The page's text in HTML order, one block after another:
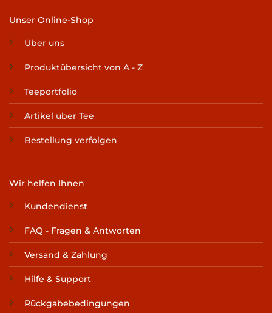
Unser Online-Shop
Über uns
Produktübersicht von A - Z
Teeportfolio
Artikel über Tee
Bestellung verfolgen
Wir helfen Ihnen
Kundendienst
FAQ - Fragen & Antworten
Versand & Zahlung
Hilfe & Support
Rückgabebedingungen